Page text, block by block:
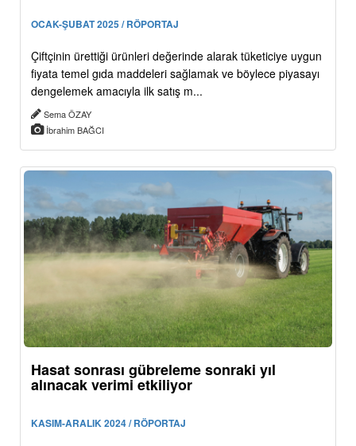
OCAK-ŞUBAT 2025 / RÖPORTAJ
Çiftçinin ürettiği ürünleri değerinde alarak tüketiciye uygun
fiyata temel gıda maddeleri sağlamak ve böylece piyasayı
dengelemek amacıyla ilk satış m...
Sema ÖZAY
İbrahim BAĞCI
Hasat sonrası gübreleme sonraki yıl
alınacak verimi etkiliyor
KASIM-ARALIK 2024 / RÖPORTAJ